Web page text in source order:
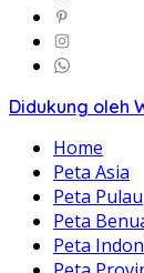
Didukung oleh
Home
Peta Asia
Peta Pulau
Peta
Peta